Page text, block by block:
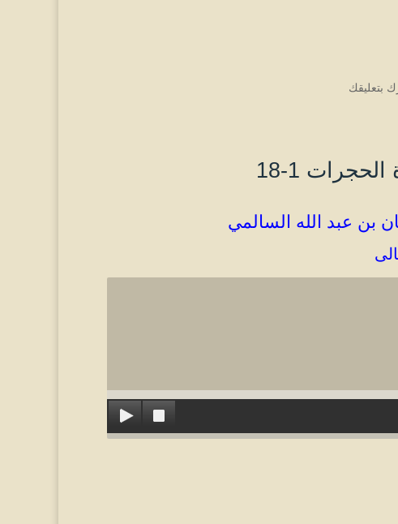
بتعليقك
1-18
بن عبد الله السالمي